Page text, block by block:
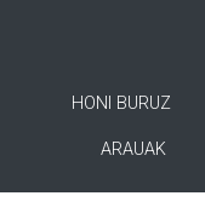
HONI BURUZ
ARAUAK